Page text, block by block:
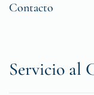
Contacto
Servicio al